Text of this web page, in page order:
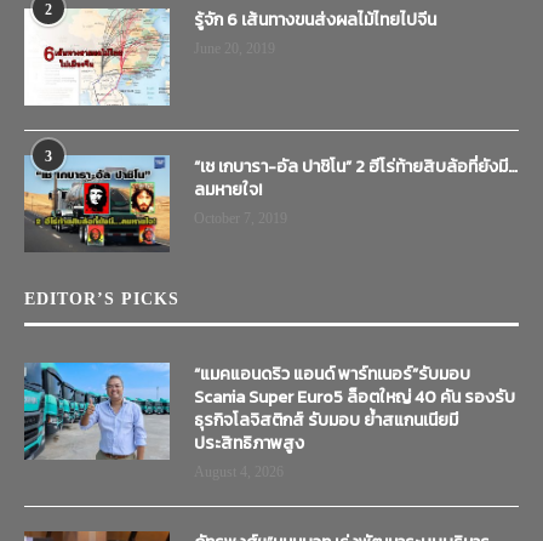
2 รู้จัก 6 เส้นทางขนส่งผลไม้ไทยไปจีน
3
“เช เกบารา-อัล ปาชิโน” 2 ฮีโร่ท้ายสิบล้อที่ยังมี…
ลมหายใจ!
EDITOR’S PICKS
“แมคแอนดริว แอนด์ พาร์ทเนอร์”รับมอบ
Scania Super Euro5 ล็อตใหญ่ 40 คัน รองรับ
ธุรกิจโลจิสติกส์ รับมอบ ย้ำสแกนเนียมี
ประสิทธิภาพสูง